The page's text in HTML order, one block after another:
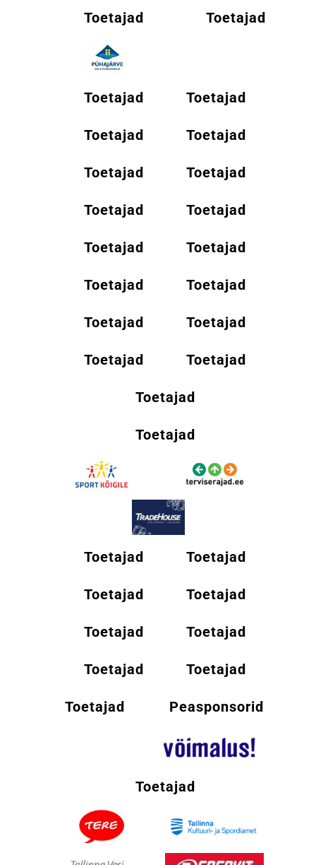
Toetajad Toetajad
Toetajad Toetajad
Toetajad Toetajad
Toetajad Toetajad
Toetajad Toetajad
Toetajad Toetajad
Toetajad Toetajad
Toetajad Toetajad
Toetajad Toetajad
Toetajad
Toetajad
Toetajad Toetajad
Toetajad Toetajad
Toetajad Toetajad
Toetajad Toetajad
Toetajad Peasponsorid
Toetajad